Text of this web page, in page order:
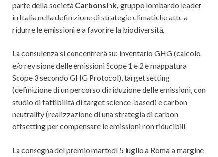
parte della società Carbonsink, gruppo lombardo leader
in Italia nella definizione di strategie climatiche atte a
ridurre le emissioni e a favorire la biodiversità.
La consulenza si concentrerà su: inventario GHG (calcolo
e/o revisione delle emissioni Scope 1 e 2 e mappatura
Scope 3 secondo GHG Protocol), target setting
(definizione di un percorso di riduzione delle emissioni, con
studio di fattibilità di target science-based) e carbon
neutrality (realizzazione di una strategia di carbon
offsetting per compensare le emissioni non riducibili
La consegna del premio martedì 5 luglio a Roma a margine